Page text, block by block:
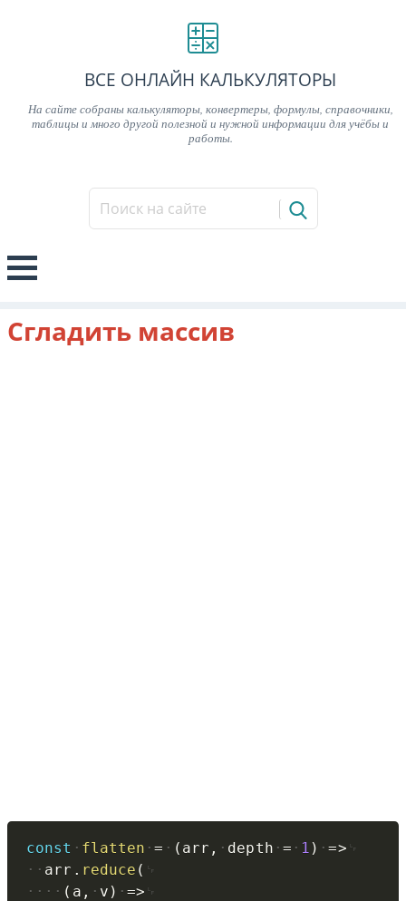
ВСЕ ОНЛАЙН КАЛЬКУЛЯТОРЫ
На сайте собраны калькуляторы, конвертеры, формулы, справочники,
таблицы и много другой полезной и нужной информации для учёбы и
работы.
Сгладить массив
const flatten = ( arr , depth = 1 )
=>
arr . reduce (
( a , v )
=>